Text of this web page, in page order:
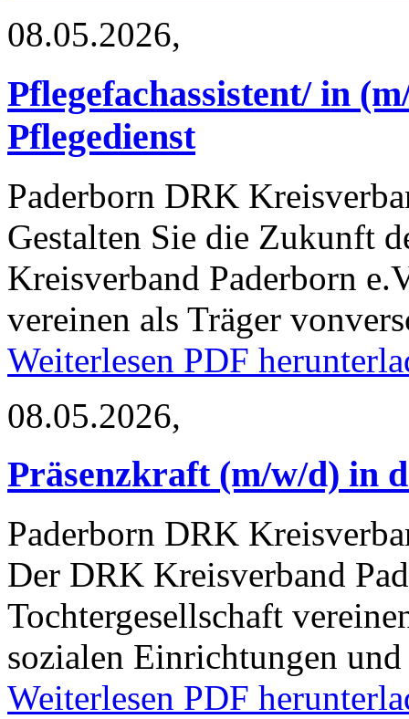
08.05.2026,
Pflegefachassistent/ in
Pflegedienst
Paderborn DRK
Gestalten Sie die Zukunft
Kreisverband Paderborn
vereinen als Träger
Weiterlesen PDF
08.05.2026,
Präsenzkraft (m/w/d) in
Paderborn DRK
Der DRK Kreisverband
Tochtergesellschaft
sozialen Einrichtungen
Weiterlesen PDF